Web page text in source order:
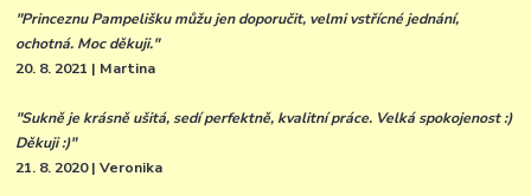
"Princeznu Pampelišku můžu jen doporučit, velmi vstřícné jednání,
ochotná. Moc děkuji."
20. 8. 2021 | Martina
"Sukně je krásně ušitá, sedí perfektně, kvalitní práce. Velká spokojenost :)
Děkuji :)"
21. 8. 2020 | Veronika